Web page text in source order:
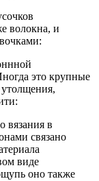
волокна, и
это крупные
вязания в
связано
виде
оно также